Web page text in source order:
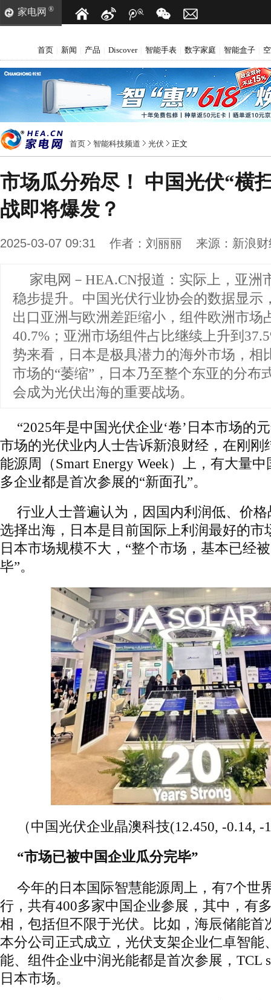
家电网 ®
首页 新闻 产品 Discover 智能手表 数字家庭 智能盒子
首页 智能科技频道 光伏 正文
市场瓜分殆尽！ 中国光伏“横
战即将爆发？
2025-03-07 09:31 作者： 刘丽丽 来源： 新浪
家电网－HEA.CN报道： 实际上，亚洲
稳步提升。中国光伏行业协会的数据显示
出口亚洲与欧洲差距缩小，组件欧洲市场
40.7%；亚洲市场组件占比继续上升到
势来看，日本是极具潜力的海外市场，相
市场的“萎缩”，日本乃至整个东亚的分布
会成为光伏出海的重要战场。
“2025年是中国光伏企业‘卷’日本市场的
市场的光伏业内人士告诉新浪财经，在刚刚
能源周（Smart Energy Week）上，有大量
多企业都是首次参展的“新面孔”。
行业人士普遍认为，因国内利润低、价
选择出海，日本是目前国际上利润最好的市
日本市场规模不大，“整个市场，基本已经
毕”。
（中国光伏企业晶澳科技(12.450, -0.14, -
“市场已被中国企业瓜分完毕”
今年的日本国际智慧能源周上，有7个世
行，共有400多家中国企业参展，其中，有
相，包括但不限于光伏。比如，海辰储能首
本分公司正式成立，光伏支架企业仁卓智能
能、组件企业中润光能都是首次参展，TCL
日本市场。